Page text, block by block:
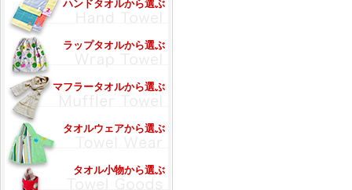
ハンドタオルから選ぶ
ラップタオルから選ぶ
マフラータオルから選ぶ
タオルウェアから選ぶ
タオル小物から選ぶ